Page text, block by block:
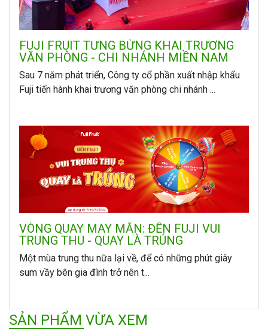
FUJI FRUIT TƯNG BỪNG KHAI TRƯƠNG
VĂN PHÒNG - CHI NHÁNH MIỀN NAM
Sau 7 năm phát triển, Công ty cổ phần xuất nhập khẩu
Fuji tiến hành khai trương văn phòng chi nhánh ...
VÒNG QUAY MAY MẮN: ĐẾN FUJI VUI
TRUNG THU - QUAY LÀ TRÚNG
Một mùa trung thu nữa lại về, để có những phút giây
sum vầy bên gia đình trở nên t...
SẢN PHẨM VỪA XEM